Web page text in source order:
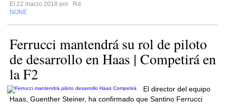
El 22 marzo 2018 por
Rd
NONE
Ferrucci mantendrá su rol de piloto
de desarrollo en Haas | Competirá en
la F2
El director del equipo
Haas, Guenther Steiner, ha confirmado que Santino Ferrucci